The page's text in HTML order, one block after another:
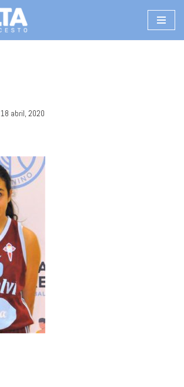
18 abril, 2020